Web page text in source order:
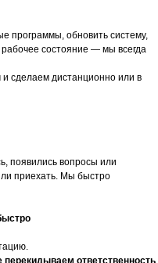
программы, обновить систему,
состояние — мы всегда
сделаем дистанционно или в
появились вопросы или
приехать. Мы быстро
перекидываем ответственность